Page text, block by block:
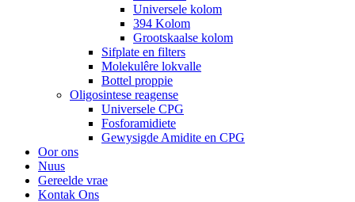
Universele kolom
394 Kolom
Grootskaalse kolom
Sifplate en filters
Molekulêre lokvalle
Bottel proppie
Oligosintese reagense
Universele CPG
Fosforamidiete
Gewysigde Amidite en CPG
Oor ons
Nuus
Gereelde vrae
Kontak Ons